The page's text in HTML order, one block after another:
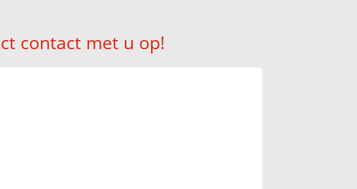
contact met u op!